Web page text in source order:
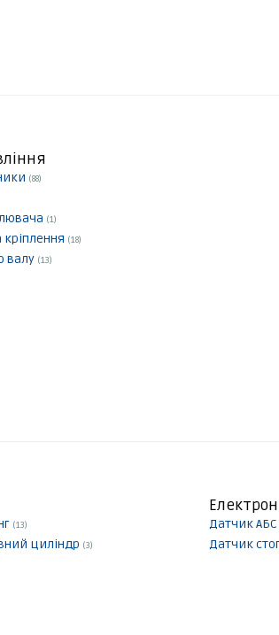
(88)
(1)
(18)
валу (13)
(13)
циліндр (3)
Датчик АБС
Датчик